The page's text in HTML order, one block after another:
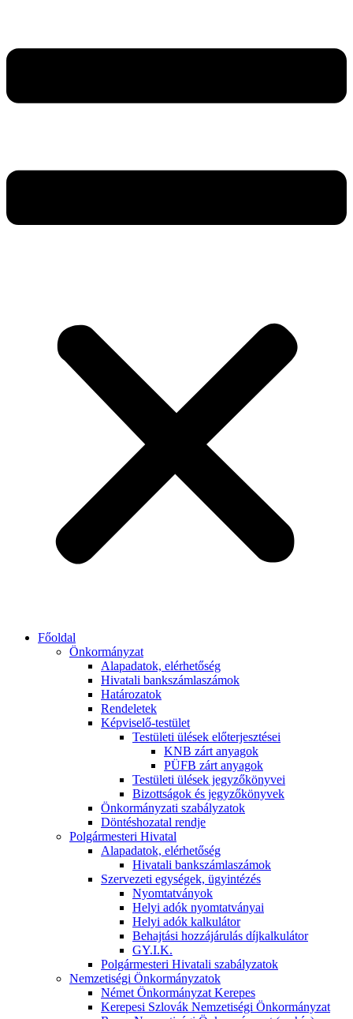
Főoldal
Önkormányzat
Alapadatok, elérhetőség
Hivatali bankszámlaszámok
Határozatok
Rendeletek
Képviselő-testület
Testületi ülések előterjesztései
KNB zárt anyagok
PÜFB zárt anyagok
Testületi ülések jegyzőkönyvei
Bizottságok és jegyzőkönyvek
Önkormányzati szabályzatok
Döntéshozatal rendje
Polgármesteri Hivatal
Alapadatok, elérhetőség
Hivatali bankszámlaszámok
Szervezeti egységek, ügyintézés
Nyomtatványok
Helyi adók nyomtatványai
Helyi adók kalkulátor
Behajtási hozzájárulás díjkalkulátor
GY.I.K.
Polgármesteri Hivatali szabályzatok
Nemzetiségi Önkormányzatok
Német Önkormányzat Kerepes
Kerepesi Szlovák Nemzetiségi Önkormányzat